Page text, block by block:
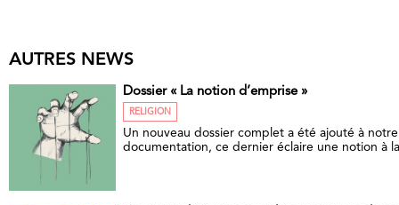
AUTRES NEWS
Dossier « La notion d’emprise »
RELIGION
Un nouveau dossier complet a été ajouté à
documentation, ce dernier éclaire une notion à